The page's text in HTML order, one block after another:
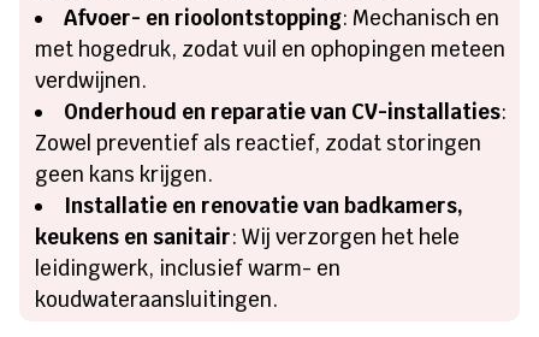
Afvoer- en rioolontstopping: Mechanisch en
met hogedruk, zodat vuil en ophopingen meteen
verdwijnen.​
Onderhoud en reparatie van CV-installaties:
Zowel preventief als reactief, zodat storingen
geen kans krijgen.​
Installatie en renovatie van badkamers,
keukens en sanitair: Wij verzorgen het hele
leidingwerk, inclusief warm- en
koudwateraansluitingen.​